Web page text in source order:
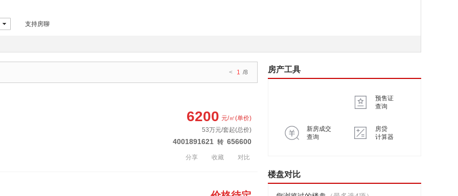
支持房聊
< 1 /8
4001891621 转 656600
6200 元/㎡(单价)
53万元/套起(总价)
分享 收藏 对比
房产工具
预售证
查询
新房成交
查询
房贷
计算器
楼盘对比